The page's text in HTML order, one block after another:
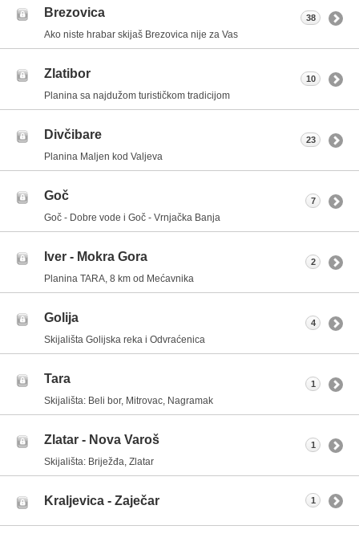
Brezovica
Ako niste hrabar skijaš Brezovica nije za Vas
38
Zlatibor
Planina sa najdužom turističkom tradicijom
10
Divčibare
Planina Maljen kod Valjeva
23
Goč
Goč - Dobre vode i Goč - Vrnjačka Banja
7
Iver - Mokra Gora
Planina TARA, 8 km od Mećavnika
2
Golija
Skijališta Golijska reka i Odvraćenica
4
Tara
Skijališta: Beli bor, Mitrovac, Nagramak
1
Zlatar - Nova Varoš
Skijališta: Briježđa, Zlatar
1
Kraljevica - Zaječar 1